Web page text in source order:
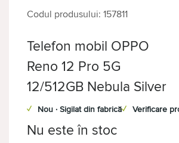
Codul produsului: 157811
Telefon mobil OPPO
Reno 12 Pro 5G
12/512GB Nebula Silver
✓ Nou · Sigilat din fabrică✓ Verificare
Nu este în stoc